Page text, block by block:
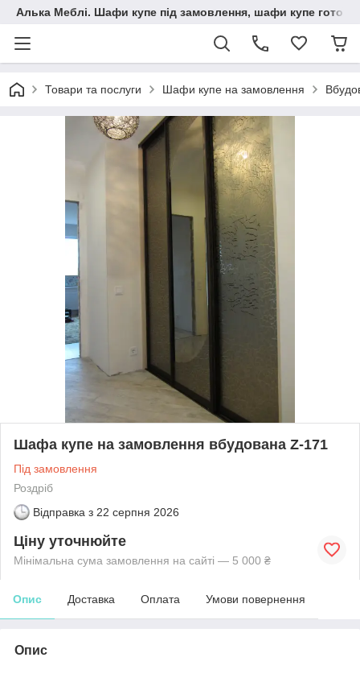
Алька Меблі. Шафи купе під замовлення, шафи купе готові,
Товари та послуги Шафи купе на замовлення
Шафа купе на замовлення вбудована Z-171
Під замовлення
Роздріб
Відправка з 22 серпня 2026
Ціну уточнюйте
Мінімальна сума замовлення на сайті — 5 000 ₴
Опис Доставка Оплата Умови повернення
Опис